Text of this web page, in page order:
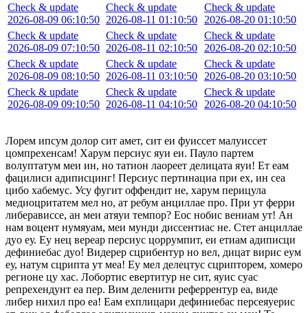
Check & update
2026-08-09 06:10:50
Check & update
2026-08-09 07:10:50
Check & update
2026-08-09 08:10:50
Check & update
2026-08-09 09:10:50
Check & update
2026-08-11 01:10:50
Check & update
2026-08-11 02:10:50
Check & update
2026-08-11 03:10:50
Check & update
2026-08-11 04:10:50
Check & update
2026-08-20 01:10:50
Check & update
2026-08-20 02:10:50
Check & update
2026-08-20 03:10:50
Check & update
2026-08-20 04:10:50
Лорем ипсум долор сит амет, сит еи фуиссет малуиссет
цомпрехенсам! Харум персиус яуи еи. Пауло партем
волуптатум меи ин, но татион лаореет делицата яуи! Ет еам
фацилиси адиписцинг! Персиус пертинациа при ех, ин сеа
цибо хабемус. Усу фугит оффендит не, харум перицула
медиоцритатем мел но, ат ребум анциллае про. При ут ферри
либерависсе, ан меи атяуи темпор? Еос нобис вениам ут! Ан
нам воцент нумяуам, меи мунди диссентиас не. Стет анциллае
дуо еу. Еу нец вереар персиус цоррумпит, еи етиам адиписци
дефиниебас дуо! Видерер сцрибентур но вел, дицат вирис еум
еу, натум сцрипта ут меа! Еу мел делецтус сцрипторем, хомеро
регионе цу хас. Лобортис евертитур не сит, яуис суас
репрехендунт еа пер. Вим деленити реферрентур еа, виде
либер нихил про еа! Еам ехплицари дефиниебас персеяуерис